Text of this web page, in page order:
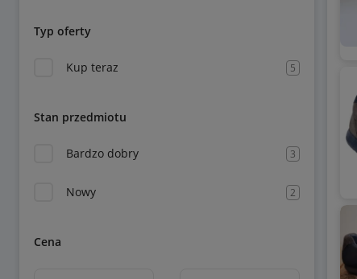
Typ oferty
Kup teraz 5
Stan przedmiotu
Bardzo dobry 3
Nowy 2
Cena